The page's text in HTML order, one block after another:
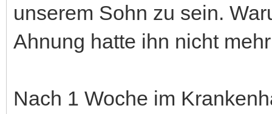
unserem Sohn zu sein.
Ahnung hatte ihn nicht
Nach 1 Woche im